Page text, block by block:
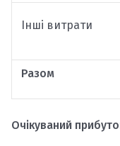
Інші витрати
Разом
Очікуваний